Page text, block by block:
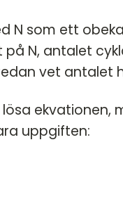
N som ett
N, antalet
vet antalet
lösa
uppgiften: